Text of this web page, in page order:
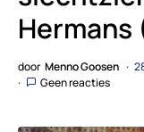
Hermans
door Menno Goosen
Geen reacties